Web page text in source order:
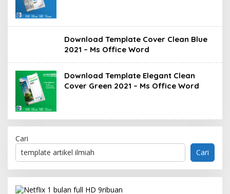
Download Template Cover Clean Blue
2021 – Ms Office Word
Download Template Elegant Clean
Cover Green 2021 – Ms Office Word
Cari
Cari